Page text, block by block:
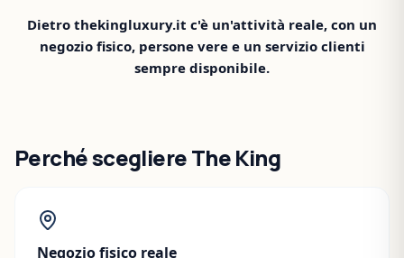
Dietro thekingluxury.it c'è un'attività reale, con un
negozio fisico, persone vere e un servizio clienti
sempre disponibile.
Perché scegliere The King
Negozio fisico reale